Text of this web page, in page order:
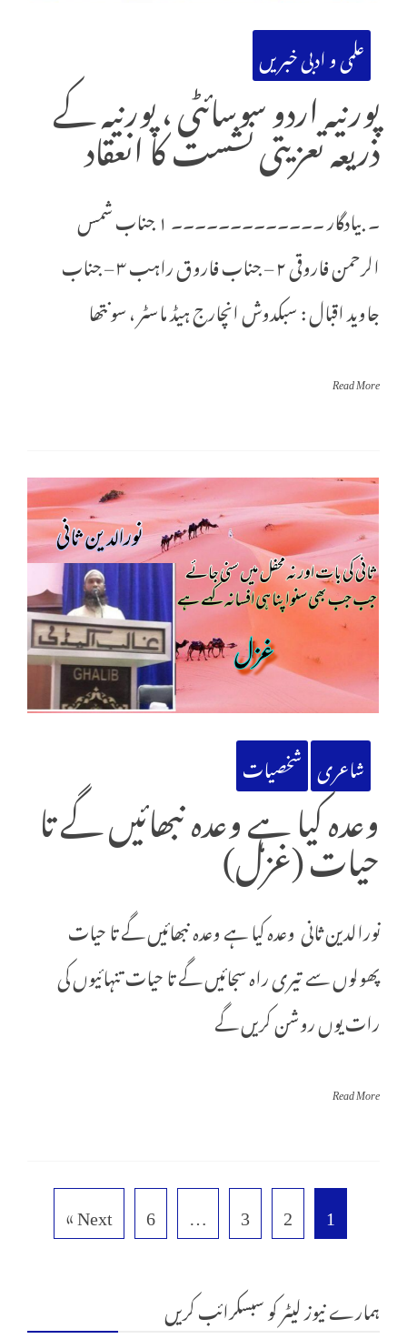
علمی و ادبی خبریں
پورنیہ اردو سوسائٹی ، پورنیہ کے
ذریعہ تعزیتی نشست کا انعقاد
۔ بیادگار ۔۔۔۔۔۔۔۔۔۔۔۔۔ ۱ جناب شمس
الرحمن فاروقی ۲ – جناب فاروق راہب ۳ – جناب
جاوید اقبال : سبکدوش انچارج ہیڈ ماسٹر ، سونتھا
Read More
شاعری شخصیات
وعدہ کیا ہے وعدہ نبھائیں گے تا
حیات (غزل)
نورالدین ثانی وعدہ کیا ہے وعدہ نبھائیں گے تا حیات
پھولوں سے تیری راہ سجائیں گے تا حیات تنہائیوں کی
رات یوں روشن کریں گے
Read More
1
2
3
…
6
Next »
ہمارے نیوز لیٹر کو سبسکرائب کریں